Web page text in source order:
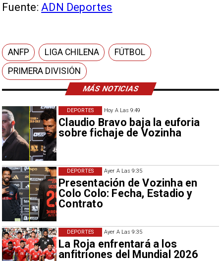
MÁS NOTICIAS
Hoy A Las 9:49
Claudio Bravo baja la euforia
sobre fichaje de Vozinha
DEPORTES
Ayer A Las 9:35
Presentación de Vozinha en
Colo Colo: Fecha, Estadio y
Contrato
DEPORTES
Ayer A Las 9:35
La Roja enfrentará a los
anfitriones del Mundial 2026
DEPORTES
Fuente: ADN Deportes
ANFP LIGA CHILENA
FÚTBOL
PRIMERA DIVISIÓN